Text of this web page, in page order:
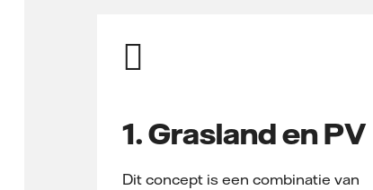
1. Grasland en PV
Dit concept is een combinatie van